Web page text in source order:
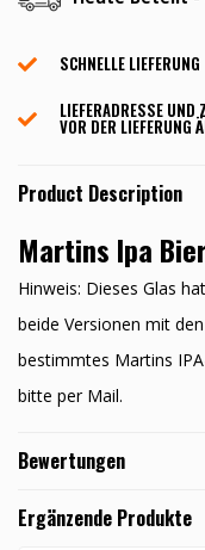
SCHNELLE LIEFERUNG
LIEFERADRESSE UND
VOR DER LIEFERUNG
Product Description
Martins Ipa
Hinweis: Dieses Glas
beide Versionen mit
bestimmtes Martins
bitte per Mail.
Bewertungen
Ergänzende Produkte